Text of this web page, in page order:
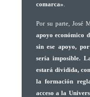
comarca».
Por su parte, José
apoyo económico
sin ese apoyo,
sería imposible.
estará dividida,
la formación
acceso a la